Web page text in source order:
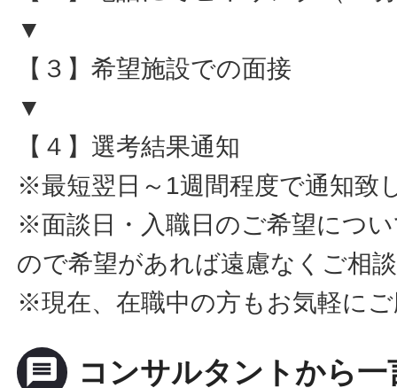
▼
【３】希望施設での面接
▼
【４】選考結果通知
※最短翌日～1週間程度で通知致
※面談日・入職日のご希望につ
ので希望があれば遠慮なくご相
※現在、在職中の方もお気軽に
message コンサルタントから一